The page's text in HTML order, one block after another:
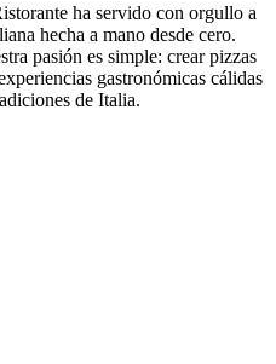
ha servido con orgullo a
hecha a mano desde cero.
pasión es simple: crear pizzas
gastronómicas cálidas
de Italia.